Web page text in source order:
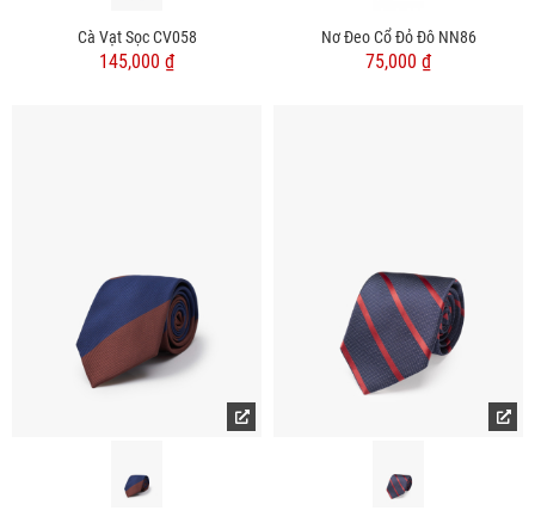
Cà Vạt Sọc CV058
145,000 ₫
Nơ Đeo Cổ Đỏ Đô NN86
75,000 ₫